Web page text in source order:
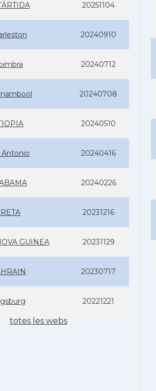
20251104
20240910
20240712
20240708
20240510
Antonio 20240416
20240226
20231216
GUINEA 20231129
20230717
20221221
totes les webs